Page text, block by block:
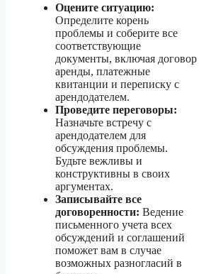
Оцените ситуацию:
Определите корень
проблемы и соберите все
соответствующие
документы, включая договор
аренды, платежные
квитанции и переписку с
арендодателем.
Проведите переговоры:
Назначьте встречу с
арендодателем для
обсуждения проблемы.
Будьте вежливы и
конструктивны в своих
аргументах.
Записывайте все
договоренности: Ведение
письменного учета всех
обсуждений и соглашений
поможет вам в случае
возможных разногласий в